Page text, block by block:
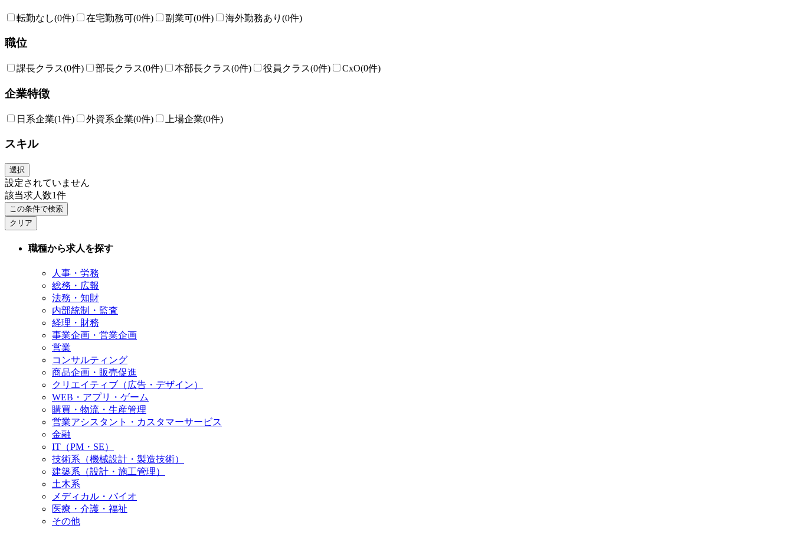
転勤なし(0件) 在宅勤務可(0件) 副業可(0件) 海外勤務あり (0件)
職位
課長クラス(0件) 部長クラス(0件) 本部長クラス(0件) 役員クラス(0件) CxO(0件)
企業特徴
日系企業(1件) 外資系企業(0件) 上場企業(0件)
スキル
選択
設定されていません
該当求人数1件
この条件で検索
クリア
職種から求人を探す
人事・労務
総務・広報
法務・知財
内部統制・監査
経理・財務
事業企画・営業企画
営業
コンサルティング
商品企画・販売促進
クリエイティブ（広告・デザイン）
WEB・アプリ・ゲーム
購買・物流・生産管理
営業アシスタント・カスタマーサービス
金融
IT（PM・SE）
技術系（機械設計・製造技術）
建築系（設計・施工管理）
土木系
メディカル・バイオ
医療・介護・福祉
その他